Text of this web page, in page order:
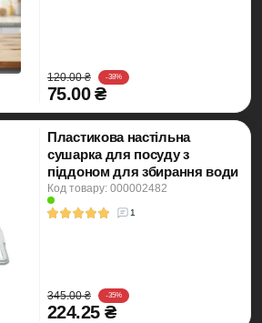
120.00 ₴ -38%
75.00 ₴
Пластикова настільна
сушарка для посуду з
піддоном для збирання води
Код товару: 000002482
1
345.00 ₴ -35%
224.25 ₴